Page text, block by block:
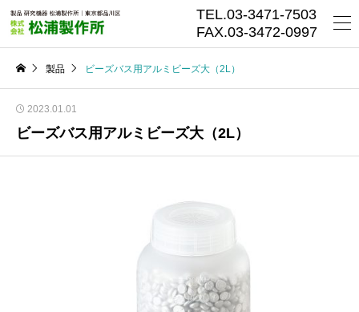
TEL.03-3471-7503
FAX.03-3472-0997
製品 ビーズバス用アルミビーズ大（2L）
2023.01.01
ビーズバス用アルミビーズ大（2L）